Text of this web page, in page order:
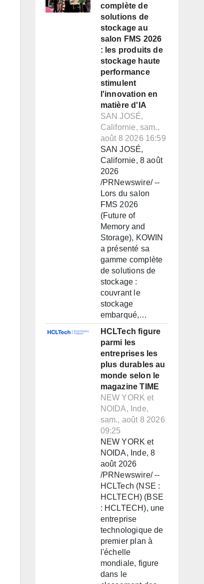
complète de
solutions de
stockage au
salon FMS 2026
: les produits de
stockage haute
performance
stimulent
l'innovation en
matière d'IA
SAN JOSÉ,
Californie, sam.,
août 8 2026 16:59
SAN JOSÉ,
Californie, 8 août
2026
/PRNewswire/ --
Lors du salon
FMS 2026
(Future of
Memory and
Storage), KOWIN
a présenté sa
gamme complète
de solutions de
stockage :
couvrant le
stockage
embarqué,…
HCLTech figure
parmi les
entreprises les
plus durables au
monde selon le
magazine TIME
NEW YORK et
NOIDA, Inde,
sam., août 8 2026
09:25
NEW YORK et
NOIDA, Inde, 8
août 2026
/PRNewswire/ --
HCLTech (NSE :
HCLTECH) (BSE
: HCLTECH), une
entreprise
technologique de
premier plan à
l'échelle
mondiale, figure
dans le